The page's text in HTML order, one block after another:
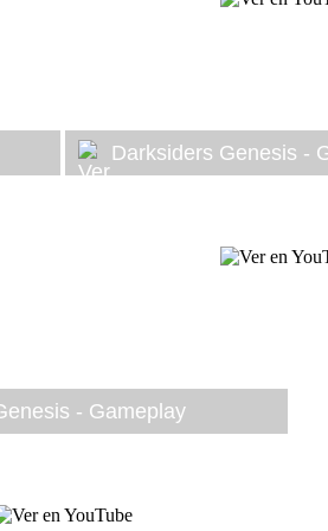
Darksiders Genesis -
- Gameplay